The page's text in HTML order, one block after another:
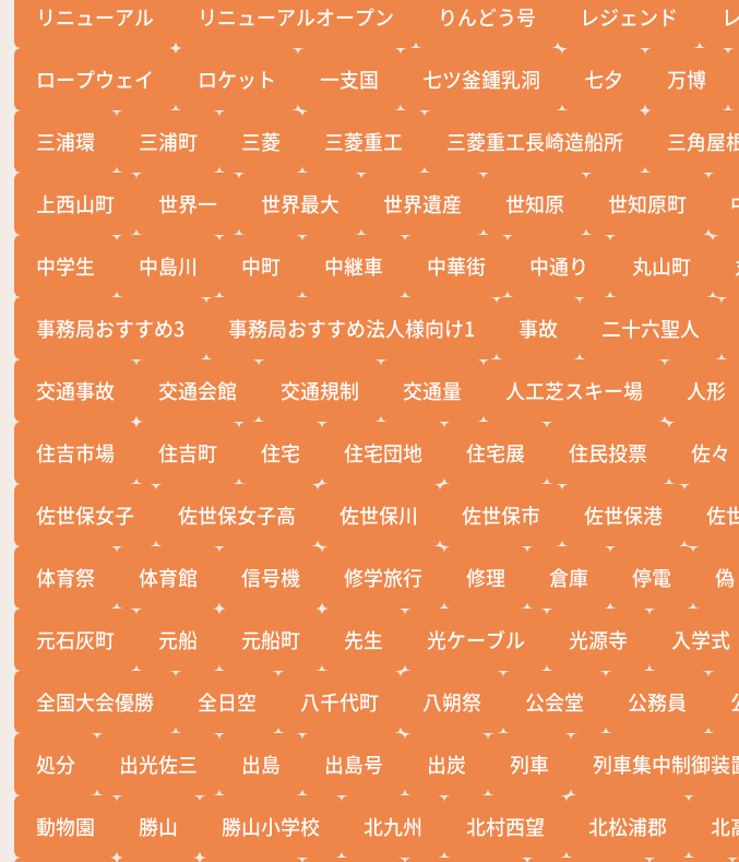
リニューアル リニューアルオープン りんどう号 レジェンド
ロープウェイ ロケット 一支国 七ツ釜鍾乳洞 七夕 万博
三浦環 三浦町 三菱 三菱重工 三菱重工長崎造船所 三角屋
上西山町 世界一 世界最大 世界遺産 世知原 世知原町
中学生 中島川 中町 中継車 中華街 中通り 丸山町
事務局おすすめ3 事務局おすすめ法人様向け1 事故 二十六聖人
交通事故 交通会館 交通規制 交通量 人工芝スキー場 人形
住吉市場 住吉町 住宅 住宅団地 住宅展 住民投票 佐々
佐世保女子 佐世保女子高 佐世保川 佐世保市 佐世保港 佐
体育祭 体育館 信号機 修学旅行 修理 倉庫 停電
元石灰町 元船 元船町 先生 光ケーブル 光源寺 入学式
全国大会優勝 全日空 八千代町 八朔祭 公会堂 公務員
処分 出光佐三 出島 出島号 出炭 列車 列車集中制御装
動物園 勝山 勝山小学校 北九州 北村西望 北松浦郡 北